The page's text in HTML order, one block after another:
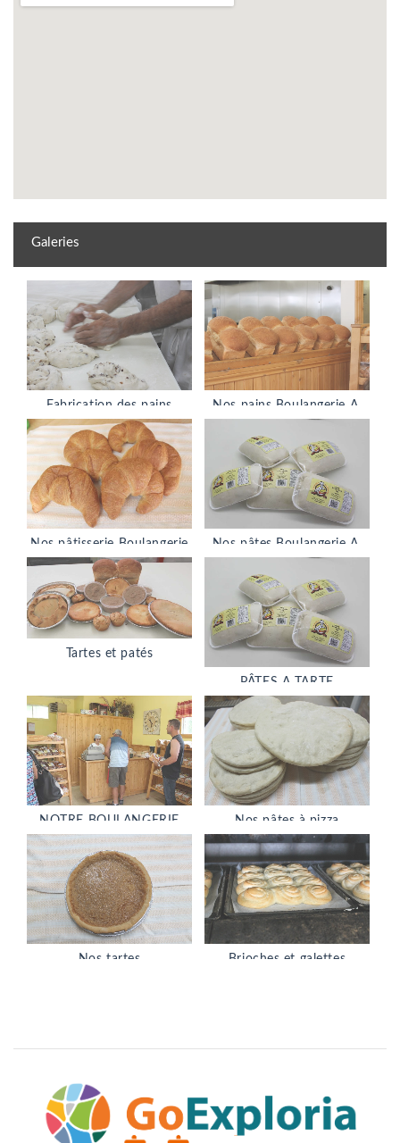
Galeries
Fabrication des pains
Boulangerie A. Bergeron
Nos pains Boulangerie A.
Bergeron
Nos pâtisserie Boulangerie
A. Bergeron
Nos pâtes Boulangerie A.
Bergeron
Tartes et patés
PÂTES A TARTE
NOTRE BOULANGERIE Nos pâtes à pizza
Nos tartes Brioches et galettes